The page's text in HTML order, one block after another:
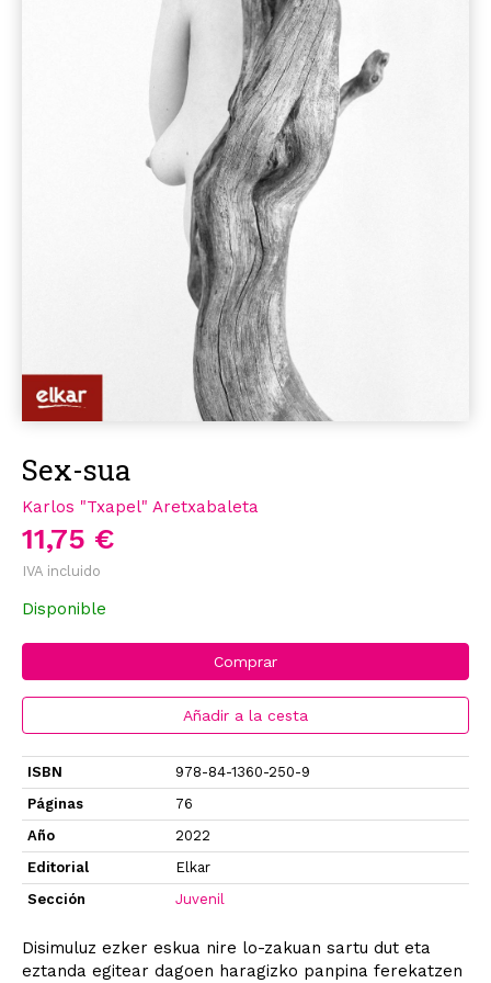
Sex-sua
Karlos "Txapel" Aretxabaleta
11,75 €
IVA incluido
Disponible
Comprar
Añadir a la cesta
ISBN
978-84-1360-250-9
Páginas
76
Año
2022
Editorial
Elkar
Sección
Juvenil
Disimuluz ezker eskua nire lo-zakuan sartu dut eta
eztanda egitear dagoen haragizko panpina ferekatzen